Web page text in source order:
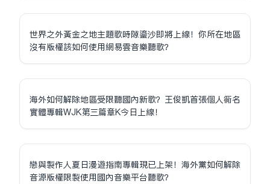
世界之外黃金之地主題歌時隙鎏沙即將上線！你所在地區
沒有版權該如何使用網易雲音樂聽歌？
海外如何解除地區受限聽國內新歌？王俊凱首張個人同名
實體專輯WJK第三篇章K今日上線！
戀與製作人夏日漫遊指南專輯現已上架！海外黨如何解除
音源版權限制使用國內音樂平台聽歌？